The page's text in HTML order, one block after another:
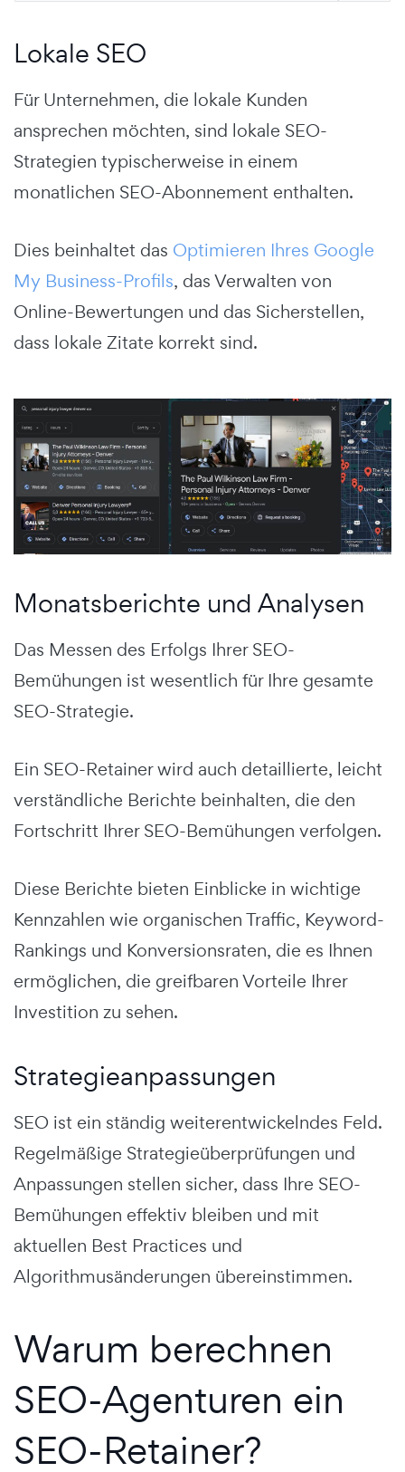
Lokale SEO
Für Unternehmen, die lokale Kunden
ansprechen möchten, sind lokale SEO-
Strategien typischerweise in einem
monatlichen SEO-Abonnement enthalten.
Dies beinhaltet das Optimieren Ihres Google
My Business-Profils, das Verwalten von
Online-Bewertungen und das Sicherstellen,
dass lokale Zitate korrekt sind.
Monatsberichte und Analysen
Das Messen des Erfolgs Ihrer SEO-
Bemühungen ist wesentlich für Ihre gesamte
SEO-Strategie.
Ein SEO-Retainer wird auch detaillierte, leicht
verständliche Berichte beinhalten, die den
Fortschritt Ihrer SEO-Bemühungen verfolgen.
Diese Berichte bieten Einblicke in wichtige
Kennzahlen wie organischen Traffic, Keyword-
Rankings und Konversionsraten, die es Ihnen
ermöglichen, die greifbaren Vorteile Ihrer
Investition zu sehen.
Strategieanpassungen
SEO ist ein ständig weiterentwickelndes Feld.
Regelmäßige Strategieüberprüfungen und
Anpassungen stellen sicher, dass Ihre SEO-
Bemühungen effektiv bleiben und mit
aktuellen Best Practices und
Algorithmusänderungen übereinstimmen.
Warum berechnen
SEO-Agenturen ein
SEO-Retainer?